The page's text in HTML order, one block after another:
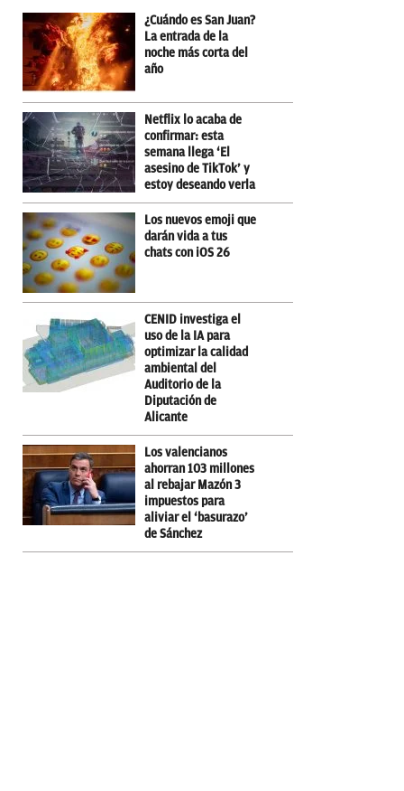
¿Cuándo es San Juan?
La entrada de la
noche más corta del
año
Netflix lo acaba de
confirmar: esta
semana llega ‘El
asesino de TikTok’ y
estoy deseando verla
Los nuevos emoji que
darán vida a tus
chats con iOS 26
CENID investiga el
uso de la IA para
optimizar la calidad
ambiental del
Auditorio de la
Diputación de
Alicante
Los valencianos
ahorran 103 millones
al rebajar Mazón 3
impuestos para
aliviar el ‘basurazo’
de Sánchez